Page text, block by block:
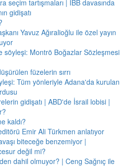
seçim tartışmaları | İBB davasında
gidişatı
Yavuz Ağıralioğlu ile özel yayın
söyleşi: Montrö Boğazlar Sözleşmesi
füzelerin sırrı
Tüm yönleriyle Adana'da kurulan
gidişatı | ABD'de İsrail lobisi |
kaldı?
Emir Ali Türkmen anlatıyor
biteceğe benzemiyor |
değil mi?
dahil olmuyor? | Ceng Sağnıç ile